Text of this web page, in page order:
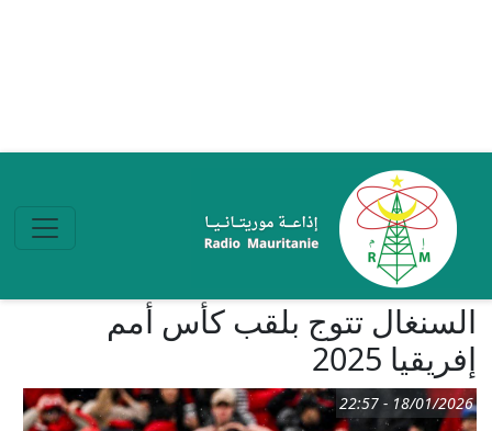
السنغال تتوج بلقب كأس أمم
إفريقيا 2025
18/01/2026 - 22:57